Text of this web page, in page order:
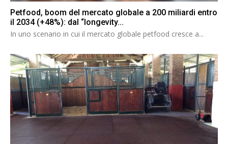
Petfood, boom del mercato globale a 200 miliardi entro
il 2034 (+48%): dal “longevity...
In uno scenario in cui il mercato globale petfood cresce a...